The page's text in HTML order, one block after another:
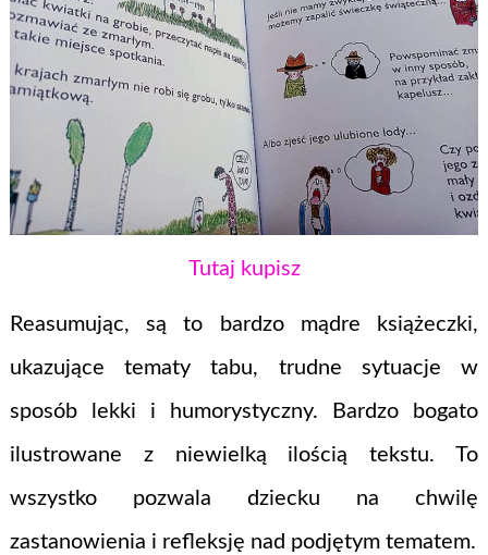
Tutaj kupisz
Reasumując, są to bardzo mądre książeczki,
ukazujące tematy tabu, trudne sytuacje w
sposób lekki i humorystyczny. Bardzo bogato
ilustrowane z niewielką ilością tekstu. To
wszystko pozwala dziecku na chwilę
zastanowienia i refleksję nad podjętym tematem.